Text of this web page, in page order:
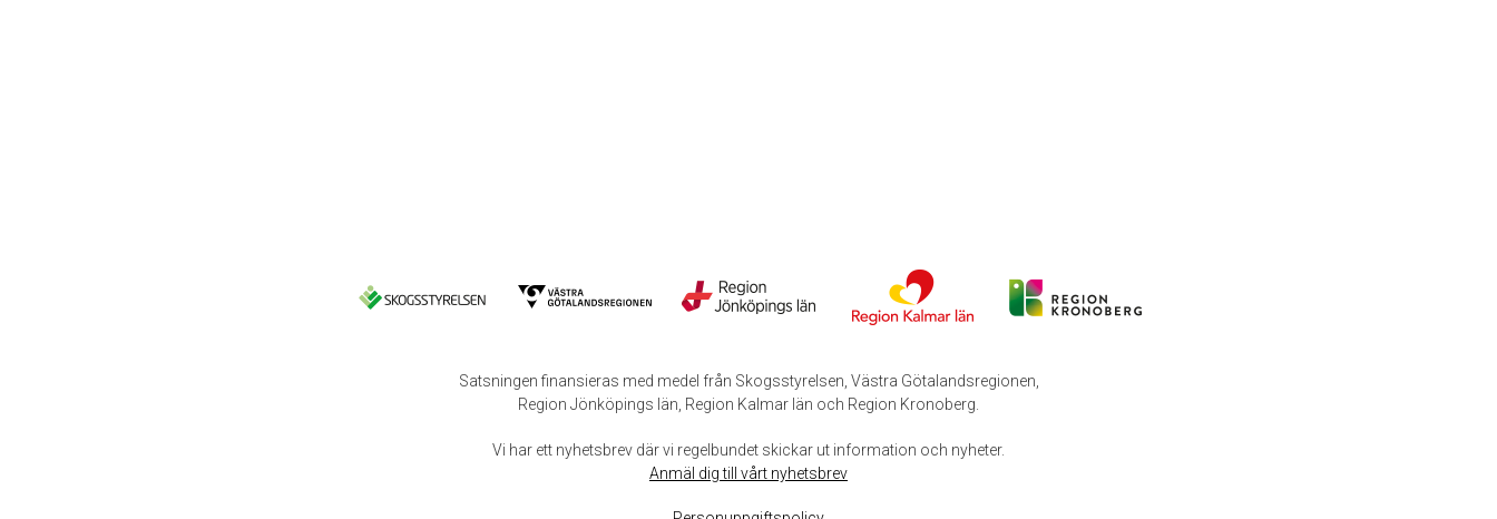
Satsningen finansieras med medel från Skogsstyrelsen, Västra Götalandsregionen,
Region Jönköpings län, Region Kalmar län och Region Kronoberg.
Vi har ett nyhetsbrev där vi regelbundet skickar ut information och nyheter.
Anmäl dig till vårt nyhetsbrev